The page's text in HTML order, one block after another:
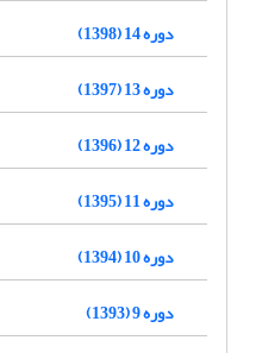
دوره 14 (1398)
دوره 13 (1397)
دوره 12 (1396)
دوره 11 (1395)
دوره 10 (1394)
دوره 9 (1393)